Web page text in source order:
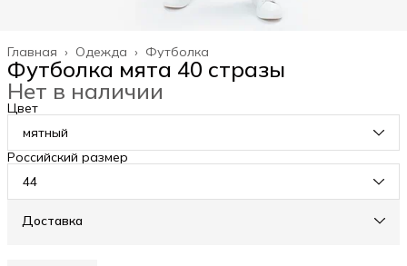
Футболка
Одежда ›
Главная ›
Футболка мята 40 стразы
Нет в наличии
Цвет
мятный
Российский размер
44
Доставка